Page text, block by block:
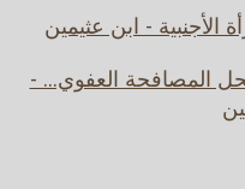
- ابن عثيمين
المصافحة العفوي... -